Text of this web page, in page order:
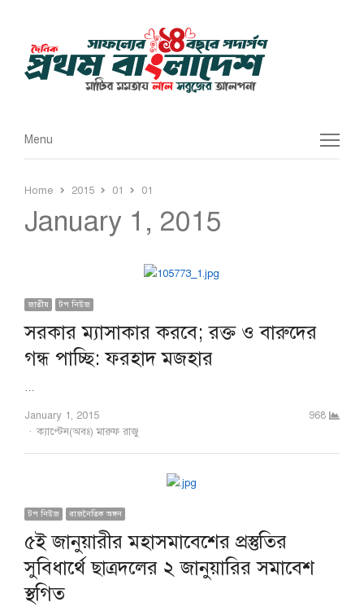
Menu
Menu
Home 2015 01 01
January 1, 2015
জাতীয় টপ নিউজ
সরকার ম্যাসাকার করবে; রক্ত ও বারুদের
গন্ধ পাচ্ছি: ফরহাদ মজহার
…
January 1, 2015
Author
ক্যাপ্টেন(অবঃ) মারুফ রাজু
968
টপ নিউজ রাজনৈতিক অঙ্গন
৫ই জানুয়ারীর মহাসমাবেশের প্রস্তুতির
সুবিধার্থে ছাত্রদলের ২ জানুয়ারির সমাবেশ
স্থগিত